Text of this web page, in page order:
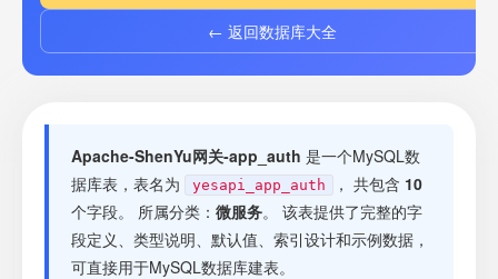
套餐
← 返回数据库大全
Apache-ShenYu网关-app_auth 是一个MySQL数
据库表，表名为
yesapi_app_auth ， 共包含 10
个字段。 所属分类： 微服务。 该表提供了完整的字
段定义、类型说明、默认值、索引设计和示例数据，
可直接用于MySQL数据库建表。